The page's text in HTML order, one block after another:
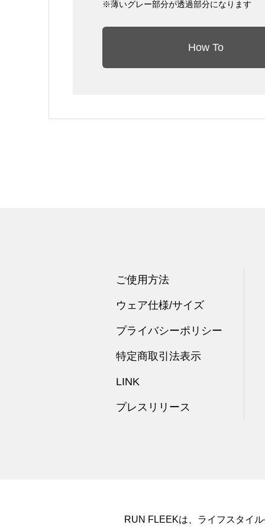
※薄いグレー部分が透過部分になります
How To
ご使用方法
ウェア仕様/サイズ
プライバシーポリシー
特定商取引法表示
LINK
プレスリリース
RUN FLEEKは、ライフスタイ